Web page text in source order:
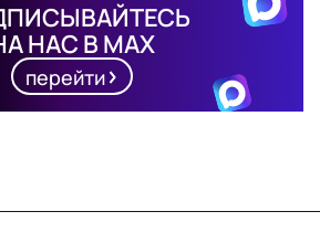
НАС В MAX
перейти